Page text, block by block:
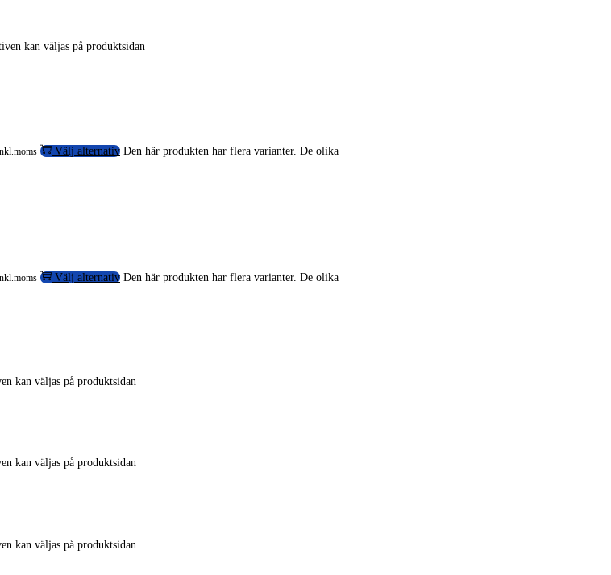
kan väljas på produktsidan
Välj alternativ Den här produkten har flera varianter. De olika
Välj alternativ Den här produkten har flera varianter. De olika
kan väljas på produktsidan
kan väljas på produktsidan
kan väljas på produktsidan